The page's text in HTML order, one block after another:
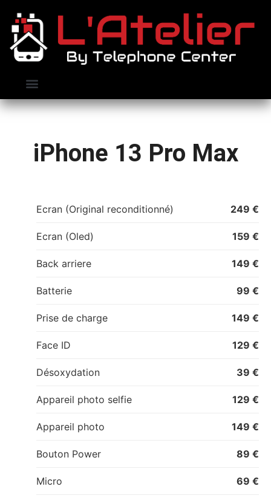
iPhone 13 Pro Max
Ecran (Original reconditionné) 249 €
Ecran (Oled) 159 €
Back arriere 149 €
Batterie 99 €
Prise de charge 149 €
Face ID 129 €
Désoxydation 39 €
Appareil photo selfie 129 €
Appareil photo 149 €
Bouton Power 89 €
Micro 69 €